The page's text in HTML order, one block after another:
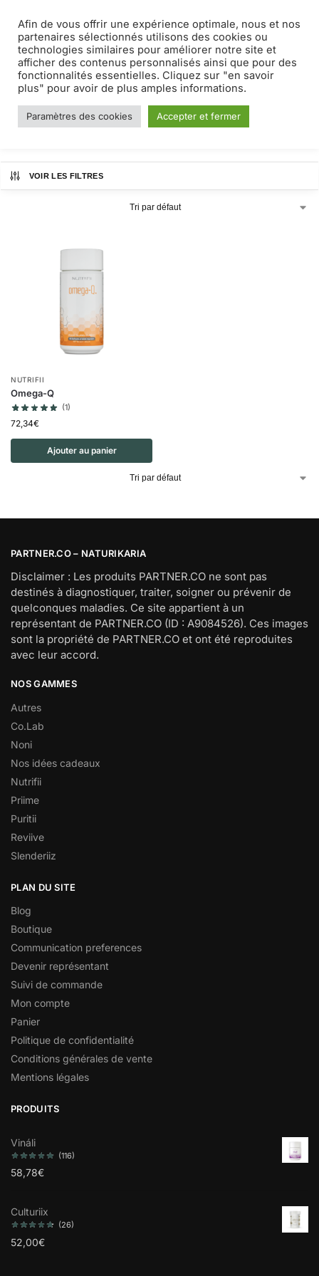
MENU 0
omega
Accueil Produits identifiés “omega”
VOIR LES FILTRES
NUTRIFII
Omega-Q
(1)
72,34€
Ajouter au panier
PARTNER.CO – NATURIKARIA
Disclaimer : Les produits PARTNER.CO ne sont pas
destinés à diagnostiquer, traiter, soigner ou prévenir de
quelconques maladies. Ce site appartient à un
représentant de PARTNER.CO (ID : A9084526). Ces images
sont la propriété de PARTNER.CO et ont été reproduites
avec leur accord.
NOS GAMMES
Autres
Co.Lab
Noni
Nos idées cadeaux
Nutrifii
Priime
Puritii
Reviive
Slenderiiz
PLAN DU SITE
Blog
Boutique
Communication preferences
Devenir représentant
Suivi de commande
Mon compte
Panier
Politique de confidentialité
Conditions générales de vente
Mentions légales
PRODUITS
Vináli
(116)
58,78€
Culturiix
(26)
52,00€
Afin de vous offrir une expérience optimale, nous et nos
partenaires sélectionnés utilisons des cookies ou
technologies similaires pour améliorer notre site et
afficher des contenus personnalisés ainsi que pour des
fonctionnalités essentielles. Cliquez sur "en savoir
plus" pour avoir de plus amples informations.
Paramètres des cookies Accepter et fermer